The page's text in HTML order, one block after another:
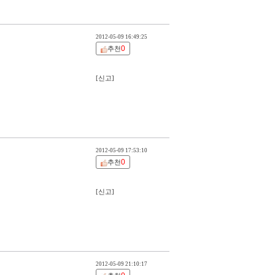
2012-05-09 16:49:25
추천0
[신고]
2012-05-09 17:53:10
추천0
[신고]
2012-05-09 21:10:17